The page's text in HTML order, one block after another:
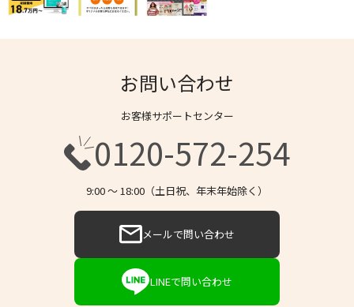
お問い合わせ
お客様サポートセンター
0120-572-254
9:00 〜 18:00（土日祝、年末年始除く）
メールで問い合わせ
LINEで問い合わせ